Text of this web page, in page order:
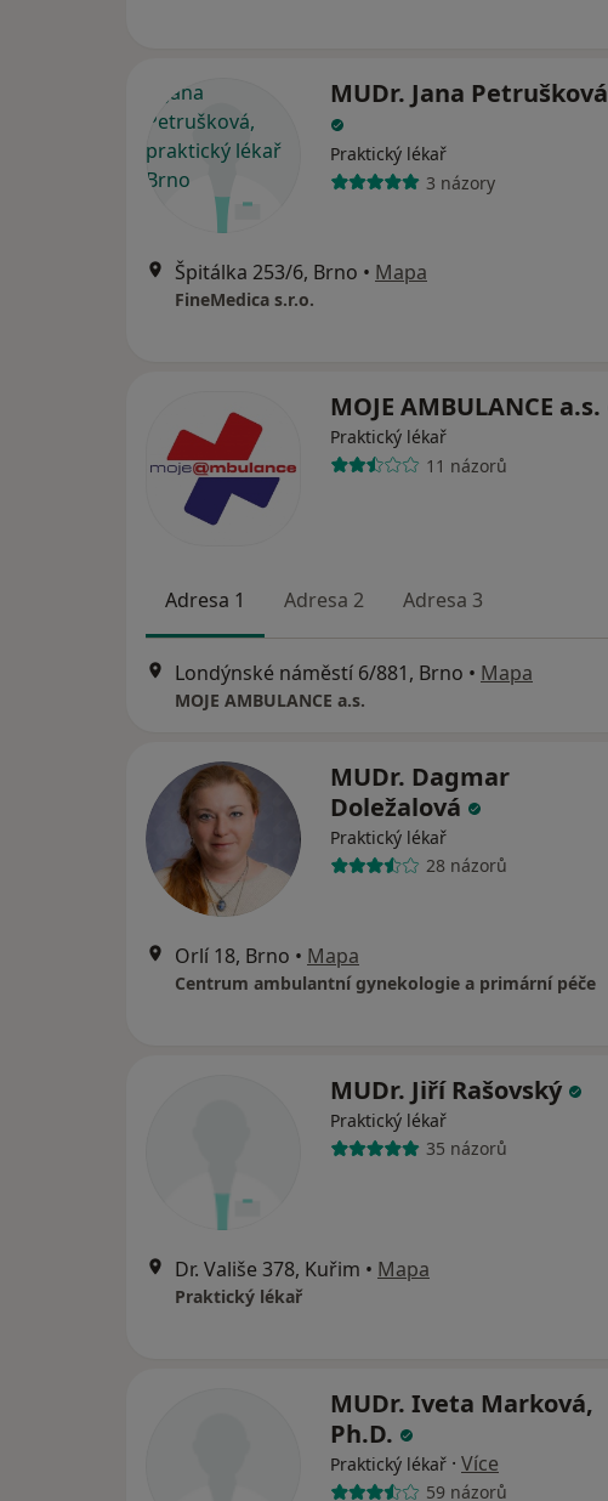
MUDr. Jana Petrušková
Praktický lékař
3 názory
Špitálka 253/6, Brno • Mapa
FineMedica s.r.o.
MOJE AMBULANCE a.s.
Praktický lékař
11 názorů
Adresa 1 Adresa 2 Adresa 3
Londýnské náměstí 6/881, Brno • Mapa
MOJE AMBULANCE a.s.
MUDr. Dagmar
Doležalová
Praktický lékař
28 názorů
Orlí 18, Brno • Mapa
Centrum ambulantní gynekologie a primární péče
MUDr. Jiří Rašovský
Praktický lékař
35 názorů
Dr. Vališe 378, Kuřim • Mapa
Praktický lékař
MUDr. Iveta Marková,
Ph.D.
Praktický lékař · Více
59 názorů